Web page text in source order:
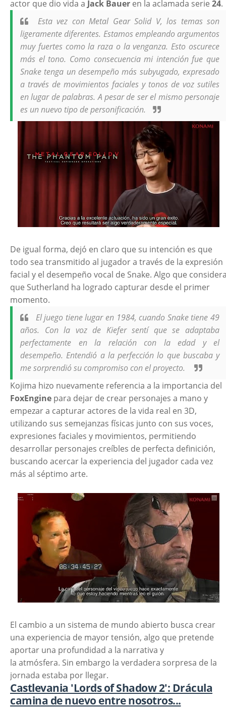
actor que dio vida a Jack Bauer en la aclamada serie 24.
Esta vez con Metal Gear Solid V, los temas son
ligeramente diferentes. Estamos empleando argumentos
muy fuertes como la raza o la venganza. Esto oscurece
más el tono. Como consecuencia mi intención fue que
Snake tenga un desempeño más subyugado, expresado
a través de movimientos faciales y tonos de voz sutiles
en lugar de palabras. A pesar de ser el mismo personaje
es un nuevo tipo de personificación.
De igual forma, dejó en claro que su intención es que
todo sea transmitido al jugador a través de la expresión
facial y el desempeño vocal de Snake. Algo que
que Sutherland ha logrado capturar desde el primer
momento.
El juego tiene lugar en 1984, cuando Snake tiene 49
años. Con la voz de Kiefer sentí que se adaptaba
perfectamente en la relación con la edad y el
desempeño. Entendió a la perfección lo que buscaba y
me sorprendió su compromiso con el proyecto.
Kojima hizo nuevamente referencia a la importancia del
FoxEngine para dejar de crear personajes a mano y
empezar a capturar actores de la vida real en 3D,
utilizando sus semejanzas físicas junto con sus voces,
expresiones faciales y movimientos, permitiendo
desarrollar personajes creíbles de perfecta definición,
buscando acercar la experiencia del jugador cada vez
más al séptimo arte.
El cambio a un sistema de mundo abierto busca crear
una experiencia de mayor tensión, algo que pretende
aportar una profundidad a la narrativa y
la atmósfera. Sin embargo la verdadera sorpresa de la
jornada estaba por llegar.
Castlevania 'Lords of Shadow 2': Drácula
camina de nuevo entre nosotros...